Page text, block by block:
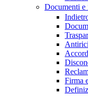
Documenti
Firma